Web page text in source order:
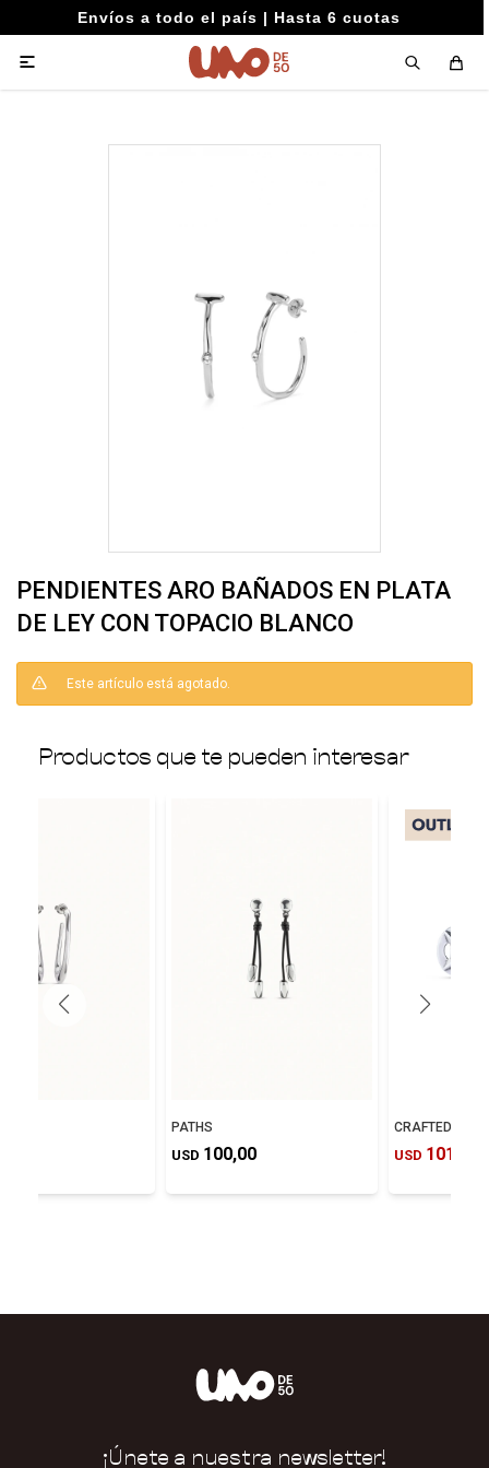
Envíos a todo el país | Hasta 6 cuotas

PENDIENTES ARO BAÑADOS EN PLATA
DE LEY CON TOPACIO BLANCO
Este artículo está agotado.
Productos que te pueden interesar
PATHS
USD 100,00
CRAFTED
USD 101,50
¡Únete a nuestra newsletter!